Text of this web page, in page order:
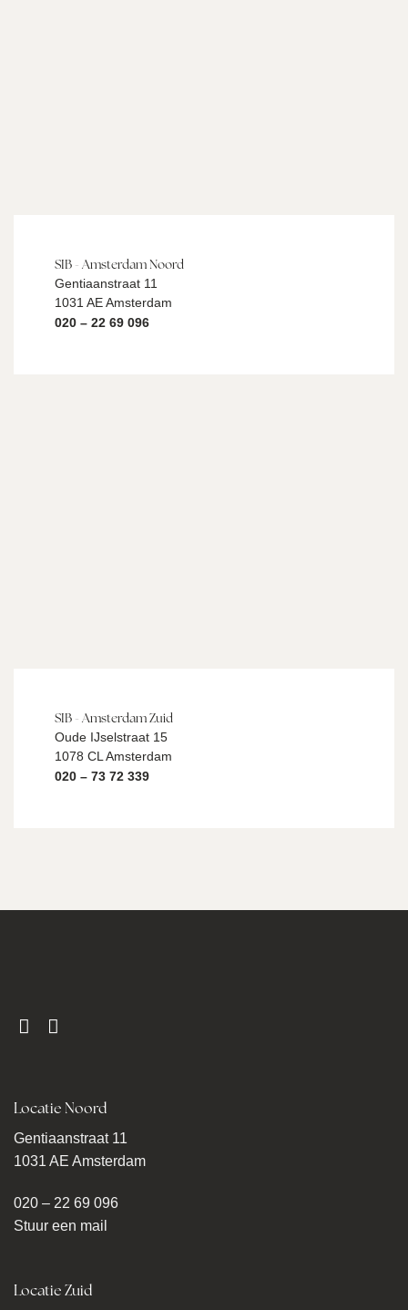
SIB - Amsterdam Noord
Gentiaanstraat 11
1031 AE Amsterdam
020 – 22 69 096
SIB - Amsterdam Zuid
Oude IJselstraat 15
1078 CL Amsterdam
020 – 73 72 339
Locatie Noord
Gentiaanstraat 11
1031 AE Amsterdam
020 – 22 69 096
Stuur een mail
Locatie Zuid